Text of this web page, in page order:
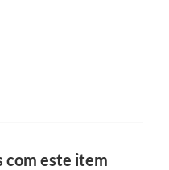
com este item